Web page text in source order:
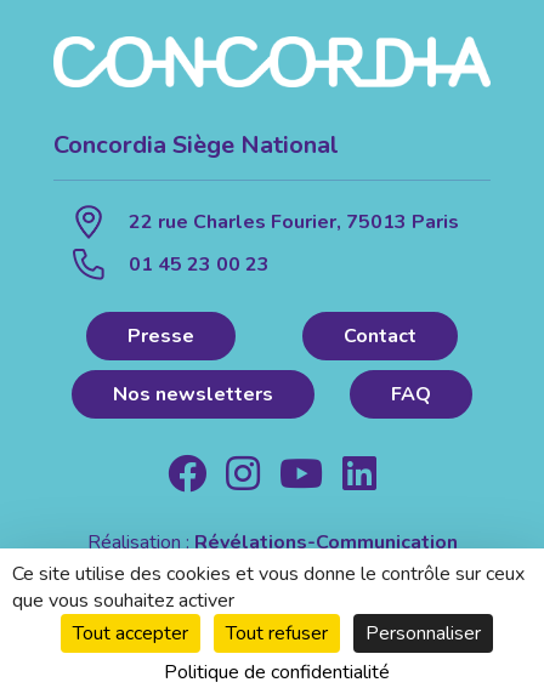
Concordia Siège National
22 rue Charles Fourier, 75013 Paris
01 45 23 00 23
Presse Contact
Nos newsletters FAQ
Réalisation :Révélations-Communication
Mentions légales| Politique de confidentialité
Ce site utilise des cookies et vous donne le contrôle sur ceux
que vous souhaitez activer
Tout accepter
Tout refuser
Personnaliser
Politique de confidentialité